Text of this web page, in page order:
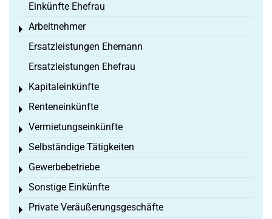
Einkünfte Ehefrau
Arbeitnehmer
Toggle menu
Ersatzleistungen Ehemann
Ersatzleistungen Ehefrau
Kapitaleinkünfte
Toggle menu
Renteneinkünfte
Toggle menu
Vermietungseinkünfte
Toggle menu
Selbständige Tätigkeiten
Toggle menu
Gewerbebetriebe
Toggle menu
Sonstige Einkünfte
Toggle menu
Private Veräußerungsgeschäfte
Toggle menu